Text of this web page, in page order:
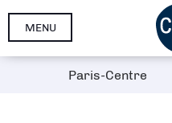
Aller
MENU